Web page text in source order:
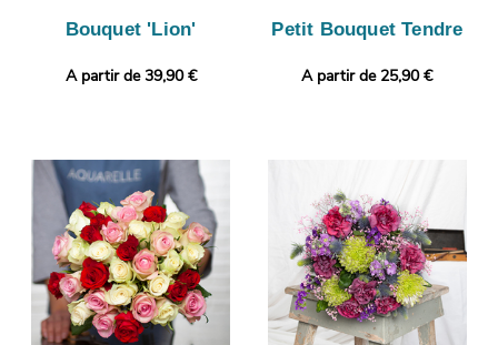
Bouquet 'Lion'
A partir de 39,90 €
Petit Bouquet Tendre
A partir de 25,90 €